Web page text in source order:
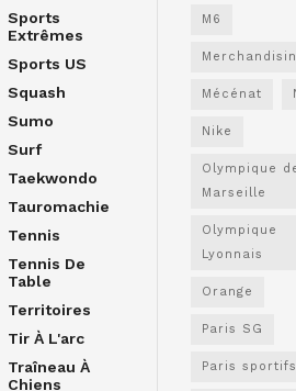
Sports
Extrêmes
Sports US
Squash
Sumo
Surf
Taekwondo
Tauromachie
Tennis
Tennis De
Table
Territoires
Tir À L'arc
Traîneau À
Chiens
M6
Mécénat
Nike
Olympique
Marseille
Olympique
Lyonnais
Orange
Paris SG
Paris sportifs